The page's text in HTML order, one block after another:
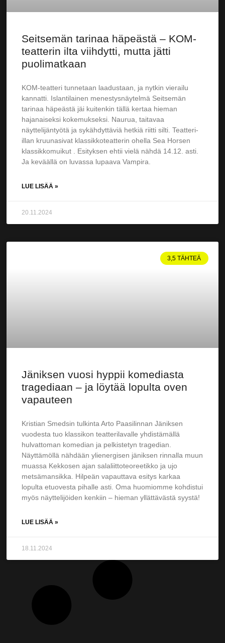
Seitsemän tarinaa häpeästä – KOM-
teatterin ilta viihdytti, mutta jätti
puolimatkaan
KOM-teatteri tunnetaan laadustaan, ja nytkin vierailu
kannatti. Islantilainen menestysnäytelmä Seitsemän
tarinaa häpeästä jäi kuitenkin tällä kertaa hieman
hajanaiseksi kokemukseksi. Naurua, taitavaa
näyttelijäntyötä ja sykähdyttäviä hetkiä riitti silti. Teatteri-
illan kruunasivat klassikkoteatterin ohella Sea Horsen
klassikkomuikut . Esityksen ehtii vielä nähdä 14.12. asti.
Ja keväällä on luvassa lupaava Vampira.
LUE LISÄÄ »
20.11.2024
3,5 TÄHTEÄ
Jäniksen vuosi hyppii komediasta
tragediaan – ja löytää lopulta oven
vapauteen
Kristian Smedsin tulkinta Arto Paasilinnan Jäniksen
vuodesta tuo klassikon teatterilavalle yhdistämällä
hulvattoman komedian ja pelkistetyn tragedian.
Näyttämöllä nähdään ylienergisen jäniksen rinnalla muun
muassa Kekkosen ajan salaliittoteoreetikko ja ujo
metsämansikka. Hilpeän vapauttava esitys karkaa
lopulta etuovesta pihalle asti. Oma huomiomme kohdistui
myös näyttelijöiden kenkiin – hieman yllättävästä syystä!
LUE LISÄÄ »
18.11.2024